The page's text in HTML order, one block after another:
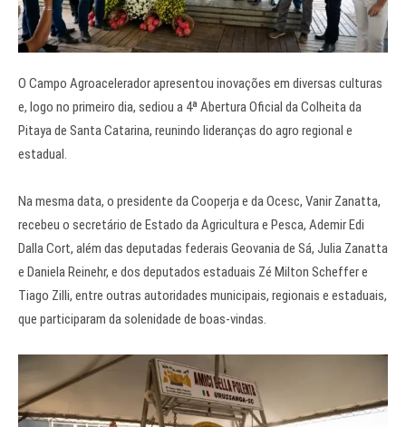
O Campo Agroacelerador apresentou inovações em diversas culturas
e, logo no primeiro dia, sediou a 4ª Abertura Oficial da Colheita da
Pitaya de Santa Catarina, reunindo lideranças do agro regional e
estadual.
Na mesma data, o presidente da Cooperja e da Ocesc, Vanir Zanatta,
recebeu o secretário de Estado da Agricultura e Pesca, Ademir Edi
Dalla Cort, além das deputadas federais Geovania de Sá, Julia Zanatta
e Daniela Reinehr, e dos deputados estaduais Zé Milton Scheffer e
Tiago Zilli, entre outras autoridades municipais, regionais e estaduais,
que participaram da solenidade de boas-vindas.